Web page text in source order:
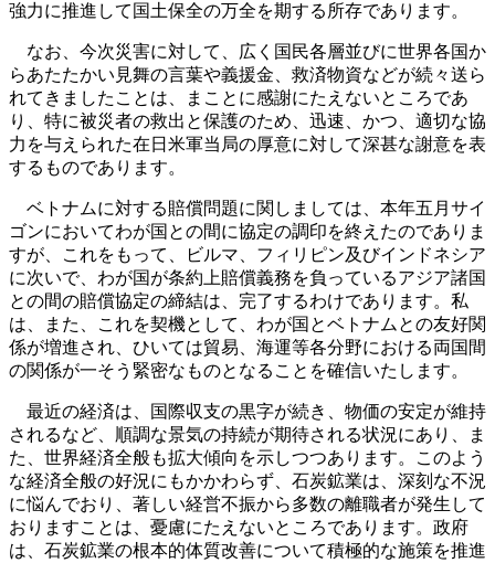
強力に推進して国土保全の万全を期する所存であります。
なお、今次災害に対して、広く国民各層並びに世界各国か
らあたたかい見舞の言葉や義援金、救済物資などが続々送ら
れてきましたことは、まことに感謝にたえないところであ
り、特に被災者の救出と保護のため、迅速、かつ、適切な協
力を与えられた在日米軍当局の厚意に対して深甚な謝意を表
するものであります。
ベトナムに対する賠償問題に関しましては、本年五月サイ
ゴンにおいてわが国との間に協定の調印を終えたのでありま
すが、これをもって、ビルマ、フィリピン及びインドネシア
に次いで、わが国が条約上賠償義務を負っているアジア諸国
との間の賠償協定の締結は、完了するわけであります。私
は、また、これを契機として、わが国とベトナムとの友好関
係が増進され、ひいては貿易、海運等各分野における両国間
の関係が一そう緊密なものとなることを確信いたします。
最近の経済は、国際収支の黒字が続き、物価の安定が維持
されるなど、順調な景気の持続が期待される状況にあり、ま
た、世界経済全般も拡大傾向を示しつつあります。このよう
な経済全般の好況にもかかわらず、石炭鉱業は、深刻な不況
に悩んでおり、著しい経営不振から多数の離職者が発生して
おりますことは、憂慮にたえないところであります。政府
は、石炭鉱業の根本的体質改善について積極的な施策を推進